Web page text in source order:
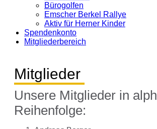
Bürogolfen
Emscher Berkel Rallye
Aktiv für Herner Kinder
Spendenkonto
Mitgliederbereich
Mitglieder
Unsere Mitglieder in
Reihenfolge: